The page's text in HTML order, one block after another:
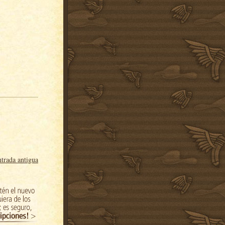
antigua